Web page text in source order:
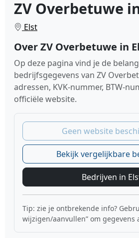
ZV Overbetuwe
Elst
Over ZV Overbetuwe in
Op deze pagina vind je de
bedrijfsgegevens van ZV
adressen, KVK-nummer, BTW-
officiële website.
Geen website
Bekijk vergelijkbare
Bedrijven in
Tip: zie je ontbrekende info?
wijzigen/aanvullen” om gegevens